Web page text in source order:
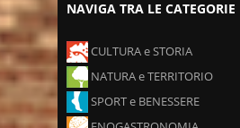
NAVIGA TRA LE CATEGORIE
CULTURA e STORIA
NATURA e TERRITORIO
SPORT e BENESSERE